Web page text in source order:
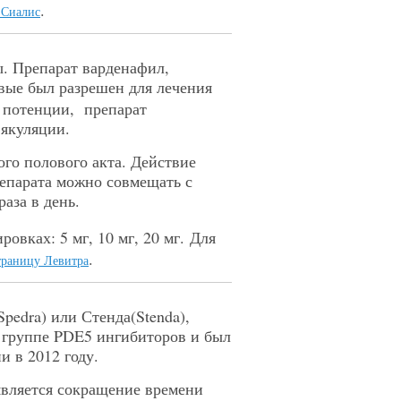
.
Препарат варденафил,
был разрешен для лечения
препарат
полового акта. Действие
можно совмещать с
в день.
5 мг, 10 мг, 20 мг. Для
Левитра.
или Стенда(Stenda),
PDE5 ингибиторов и был
в 2012 году.
сокращение времени